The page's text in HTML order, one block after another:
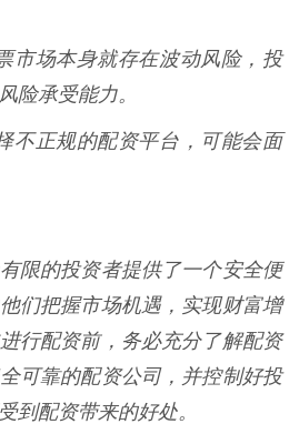
市场本身就存在波动风险，投
险承受能力。
不正规的配资平台，可能会面
限的投资者提供了一个安全便
们把握市场机遇，实现财富增
行配资前，务必充分了解配资
可靠的配资公司，并控制好投
到配资带来的好处。